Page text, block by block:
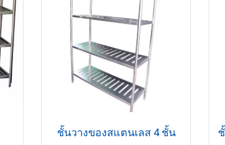
ชั้นวางของสแตนเลส 4 ชั้น